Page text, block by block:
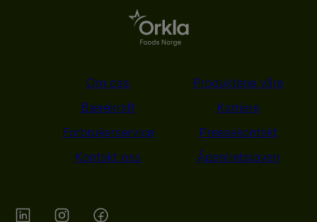
Om oss
Produktene våre
Bærekraft
Karriere
Forbrukerservice
Pressekontakt
Kontakt oss
Åpenhetsloven